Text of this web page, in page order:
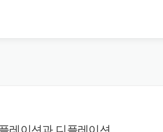
레이션과 디플레이션